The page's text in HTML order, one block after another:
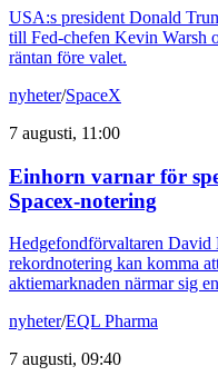
USA:s president Donald
till Fed-chefen Kevin Warsh
räntan före valet.
nyheter/SpaceX
7 augusti, 11:00
Einhorn varnar för
Spacex-notering
Hedgefondförvaltaren David
rekordnotering kan komma
aktiemarknaden närmar sig
nyheter/EQL Pharma
7 augusti, 09:40